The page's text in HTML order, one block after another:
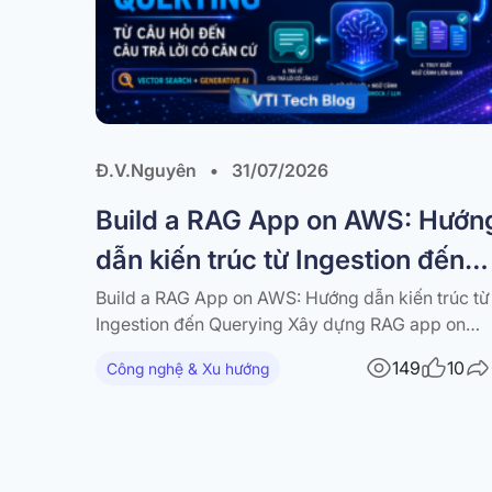
Đ.V.Nguyên • 31/07/2026
Build a RAG App on AWS:
dẫn kiến trúc từ Ingestion đến
Querying
Build a RAG App on AWS: Hướng dẫn kiến trúc từ
Ingestion đến Querying Xây dựng RAG app on
Bedrock và vector database — kèm diagram và
Công nghệ & Xu hướng 149 10